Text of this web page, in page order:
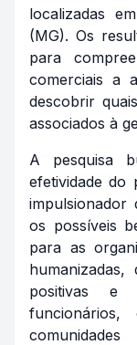
localizadas
(MG). Os
para
comerciais a
descobrir
associados à
A pesquisa
efetividade do
impulsionador
os possíveis
para as
positivas e
funcionários,